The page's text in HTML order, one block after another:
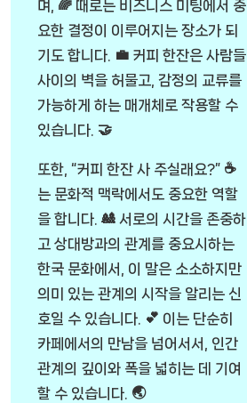
며, 🌈 때로는 비즈니스 미팅에서 중
요한 결정이 이루어지는 장소가 되
기도 합니다. 💼 커피 한잔은 사람들
사이의 벽을 허물고, 감정의 교류를
가능하게 하는 매개체로 작용할 수
있습니다. 🤝
또한, “커피 한잔 사 주실래요?” ☕
는 문화적 맥락에서도 중요한 역할
을 합니다. 🎎 서로의 시간을 존중하
고 상대방과의 관계를 중요시하는
한국 문화에서, 이 말은 소소하지만
의미 있는 관계의 시작을 알리는 신
호일 수 있습니다. 💕 이는 단순히
카페에서의 만남을 넘어서서, 인간
관계의 깊이와 폭을 넓히는 데 기여
할 수 있습니다. 🌏